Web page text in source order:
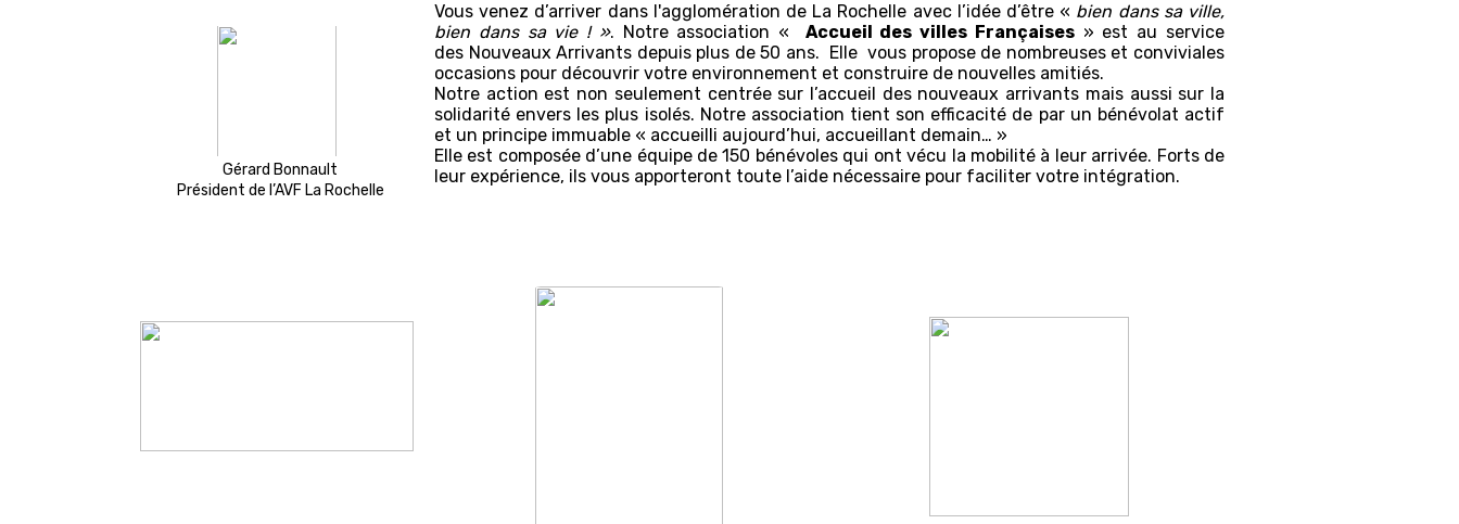
Vous venez d’arriver dans l'agglomération de La Rochelle avec l’idée d’être « bien dans sa ville,
bien dans sa vie ! ». Notre association « Accueil des villes Françaises» est au service
des Nouveaux Arrivants depuis plus de 50 ans. Elle vous propose de nombreuses et conviviales
occasions pour découvrir votre environnement et construire de nouvelles amitiés.
Notre action est non seulement centrée sur l’accueil des nouveaux arrivants mais aussi sur la
solidarité envers les plus isolés. Notre association tient son efficacité de par un bénévolat actif
et un principe immuable « accueilli aujourd’hui, accueillant demain… »
Elle est composée d’une équipe de 150 bénévoles qui ont vécu la mobilité à leur arrivée. Forts de
leur expérience, ils vous apporteront toute l’aide nécessaire pour faciliter votre intégration.
Gérard Bonnault
Président de l’AVF La Rochelle